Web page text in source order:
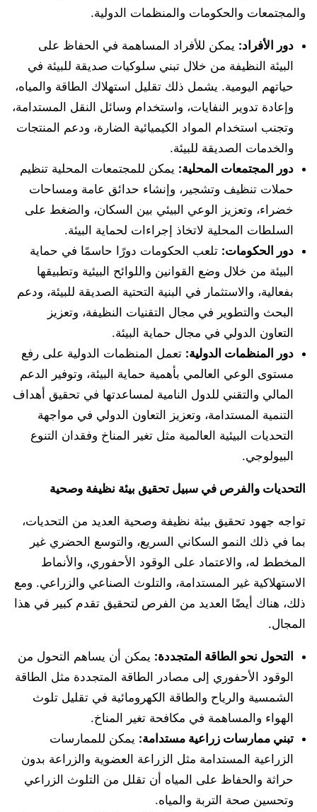
والمجتمعات والحكومات والمنظمات الدولية.
دور الأفراد: يمكن للأفراد المساهمة في الحفاظ على
البيئة النظيفة من خلال تبني سلوكيات صديقة للبيئة في
حياتهم اليومية. يشمل ذلك تقليل استهلاك الطاقة والمياه،
وإعادة تدوير النفايات، واستخدام وسائل النقل المستدامة،
وتجنب استخدام المواد الكيميائية الضارة، ودعم المنتجات
والخدمات الصديقة للبيئة.
دور المجتمعات المحلية: يمكن للمجتمعات المحلية تنظيم
حملات تنظيف وتشجير، وإنشاء حدائق عامة ومساحات
خضراء، وتعزيز الوعي البيئي بين السكان، والضغط على
السلطات المحلية لاتخاذ إجراءات لحماية البيئة.
دور الحكومات: تلعب الحكومات دورًا حاسمًا في حماية
البيئة من خلال وضع القوانين واللوائح البيئية وتطبيقها
بفعالية، والاستثمار في البنية التحتية الصديقة للبيئة، ودعم
البحث والتطوير في مجال التقنيات النظيفة، وتعزيز
التعاون الدولي في مجال حماية البيئة.
دور المنظمات الدولية: تعمل المنظمات الدولية على رفع
مستوى الوعي العالمي بأهمية حماية البيئة، وتوفير الدعم
المالي والتقني للدول النامية لمساعدتها في تحقيق أهداف
التنمية المستدامة، وتعزيز التعاون الدولي في مواجهة
التحديات البيئية العالمية مثل تغير المناخ وفقدان التنوع
البيولوجي.
التحديات والفرص في سبيل تحقيق بيئة نظيفة وصحية
تواجه جهود تحقيق بيئة نظيفة وصحية العديد من التحديات،
بما في ذلك النمو السكاني السريع، والتوسع الحضري غير
المخطط له، والاعتماد على الوقود الأحفوري، والأنماط
الاستهلاكية غير المستدامة، والتلوث الصناعي والزراعي. ومع
ذلك، هناك أيضًا العديد من الفرص لتحقيق تقدم كبير في هذا
المجال.
التحول نحو الطاقة المتجددة: يمكن أن يساهم التحول من
الوقود الأحفوري إلى مصادر الطاقة المتجددة مثل الطاقة
الشمسية والرياح والطاقة الكهرومائية في تقليل تلوث
الهواء والمساهمة في مكافحة تغير المناخ.
تبني ممارسات زراعية مستدامة: يمكن للممارسات
الزراعية المستدامة مثل الزراعة العضوية والزراعة بدون
حراثة والحفاظ على المياه أن تقلل من التلوث الزراعي
وتحسين صحة التربة والمياه.